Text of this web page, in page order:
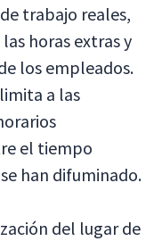
trabajo reales,
horas extras y
los empleados.
a las
el tiempo
han difuminado.
del lugar de